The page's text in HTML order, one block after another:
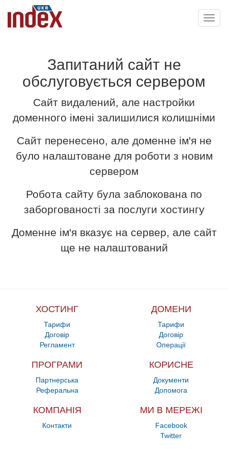
Запитаний сайт не
обслуговується сервером
Сайт видалений, але настройки
доменного імені залишилися колишніми
Сайт перенесено, але доменне ім'я не
було налаштоване для роботи з новим
сервером
Робота сайту була заблокована по
заборгованості за послуги хостингу
Доменне ім'я вказує на сервер, але сайт
ще не налаштований
ХОСТИНГ
Тарифи
Договір
Регламент
ДОМЕНИ
Тарифи
Договір
Операції
ПРОГРАМИ
Партнерська
Реферальна
КОРИСНЕ
Документи
Допомога
КОМПАНІЯ
Контакти
МИ В МЕРЕЖІ
Facebook
Twitter